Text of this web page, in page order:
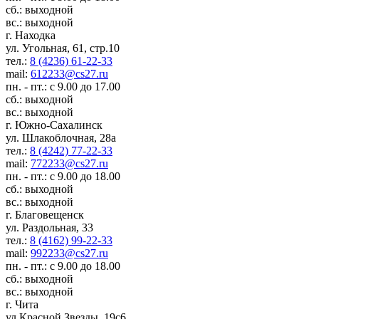
сб.: выходной
вс.: выходной
г. Находка
ул. Угольная, 61, стр.10
тел.: 8 (4236) 61-22-33
mail: 612233@cs27.ru
пн. - пт.: с 9.00 до 17.00
сб.: выходной
вс.: выходной
г. Южно-Сахалинск
ул. Шлакоблочная, 28а
тел.: 8 (4242) 77-22-33
mail: 772233@cs27.ru
пн. - пт.: с 9.00 до 18.00
сб.: выходной
вс.: выходной
г. Благовещенск
ул. Раздольная, 33
тел.: 8 (4162) 99-22-33
mail: 992233@cs27.ru
пн. - пт.: с 9.00 до 18.00
сб.: выходной
вс.: выходной
г. Чита